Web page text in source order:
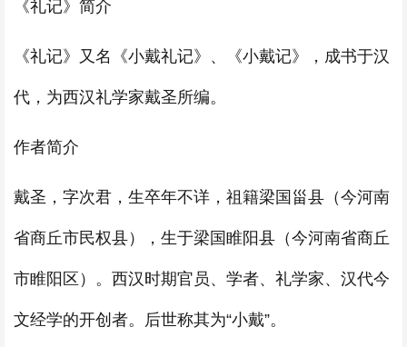
《礼记》简介
《礼记》又名《小戴礼记》、《小戴记》，成书于汉
代，为西汉礼学家戴圣所编。
作者简介
戴圣，字次君，生卒年不详，祖籍梁国甾县（今河南
省商丘市民权县），生于梁国睢阳县（今河南省商丘
市睢阳区）。西汉时期官员、学者、礼学家、汉代今
文经学的开创者。后世称其为“小戴”。